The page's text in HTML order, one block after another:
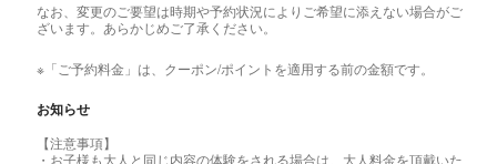
なお、変更のご要望は時期や予約状況によりご希望に添えない場合がご
ざいます。あらかじめご了承ください。
※「ご予約料金」は、クーポン/ポイントを適用する前の金額です。
お知らせ
【注意事項】
・お子様も大人と同じ内容の体験をされる場合は、大人料金を頂戴いた